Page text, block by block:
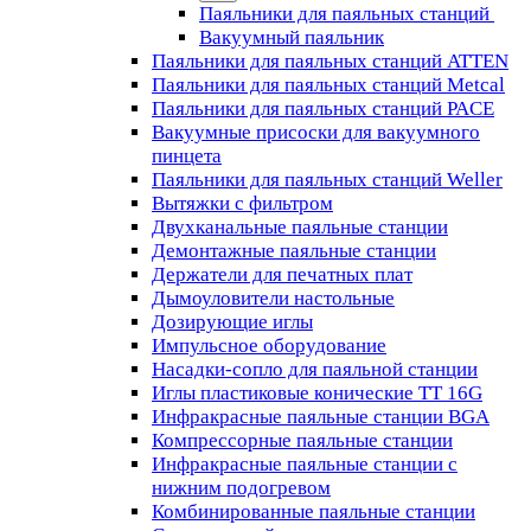
Паяльники для паяльных станций
Вакуумный паяльник
Паяльники для паяльных станций ATTEN
Паяльники для паяльных станций Metcal
Паяльники для паяльных станций PACE
Вакуумные присоски для вакуумного
пинцета
Паяльники для паяльных станций Weller
Вытяжки с фильтром
Двухканальные паяльные станции
Демонтажные паяльные станции
Держатели для печатных плат
Дымоуловители настольные
Дозирующие иглы
Импульсное оборудование
Насадки-сопло для паяльной станции
Иглы пластиковые конические TT 16G
Инфракрасные паяльные станции BGA
Компрессорные паяльные станции
Инфракрасные паяльные станции с
нижним подогревом
Комбинированные паяльные станции